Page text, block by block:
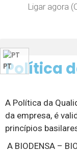
Ligar agora
PT
Política
A Política da
da empresa, é
princípios
A BIODENSA –